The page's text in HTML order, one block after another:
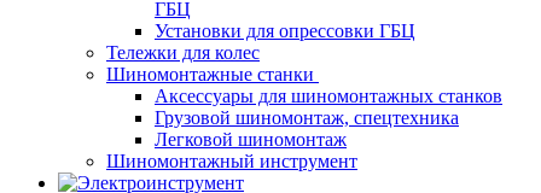
ГБЦ
Установки для опрессовки ГБЦ
Тележки для колес
Шиномонтажные станки
Аксессуары для шиномонтажных станков
Грузовой шиномонтаж, спецтехника
Легковой шиномонтаж
Шиномонтажный инструмент